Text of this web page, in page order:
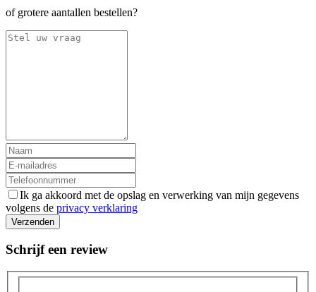
of grotere aantallen bestellen?
Ik ga akkoord met de opslag en verwerking van mijn gegevens
volgens de privacy verklaring
Verzenden
Schrijf een review